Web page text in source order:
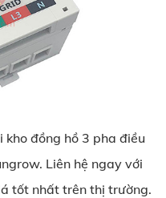
kho đồng hồ 3 pha điều
Liên hệ ngay với
tốt nhất trên thị trường.